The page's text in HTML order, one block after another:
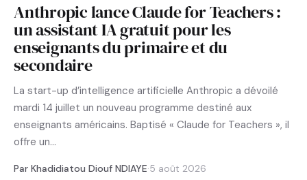
Anthropic lance Claude for Teachers :
un assistant IA gratuit pour les
enseignants du primaire et du
secondaire
La start-up d’intelligence artificielle Anthropic a dévoilé
mardi 14 juillet un nouveau programme destiné aux
enseignants américains. Baptisé « Claude for Teachers », il
offre un…
Par Khadidiatou Diouf NDIAYE·5 août 2026